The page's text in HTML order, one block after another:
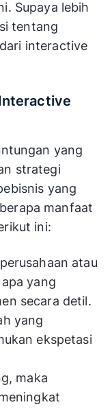
Supaya lebih
tentang
interactive
yang
strategi
yang
manfaat
ini:
atau
yang
secara detil.
yang
ekspetasi
maka